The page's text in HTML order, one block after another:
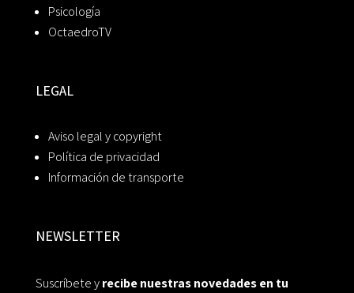
Psicología
OctaedroTV
LEGAL
Aviso legal y copyright
Política de privacidad
Información de transporte
NEWSLETTER
Suscríbete yrecibe nuestras novedades en tu